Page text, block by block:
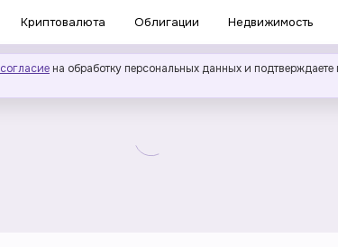
Криптовалюта Облигации Недвижимость
согласие на обработку персональных данных и подтверждаете